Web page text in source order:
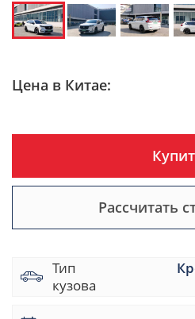
Цена в Китае:
Рассчитать
Тип
кузова